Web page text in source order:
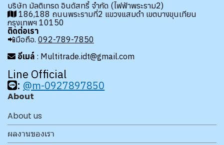
บริษัท มัลติเทรด อินดัสทรี้ จำกัด (ไฟฟ้าพระราม2)
186,188 ถนนพระรามที่2 แขวงแสมดำ เขตบางขุนเทียน
กรุงเทพฯ 10150
ติดต่อเรา
📲มือถือ. 092-789-7850
อีเมล์ : Multitrade.idt@gmail.com
Line Official
: @m-0927897850
About
About us
ผลงานของเรา